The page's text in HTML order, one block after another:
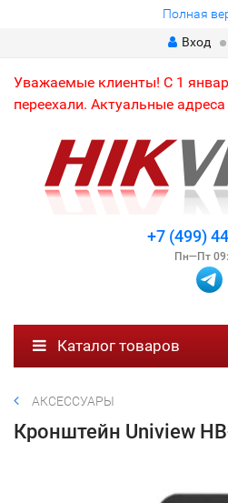
Полная
Вход
Уважаемые клиенты! С 1
переехали. Актуальные
+7 (499)
Пн—Пт
Каталог товаров
АКСЕССУАРЫ
Кронштейн Uniview